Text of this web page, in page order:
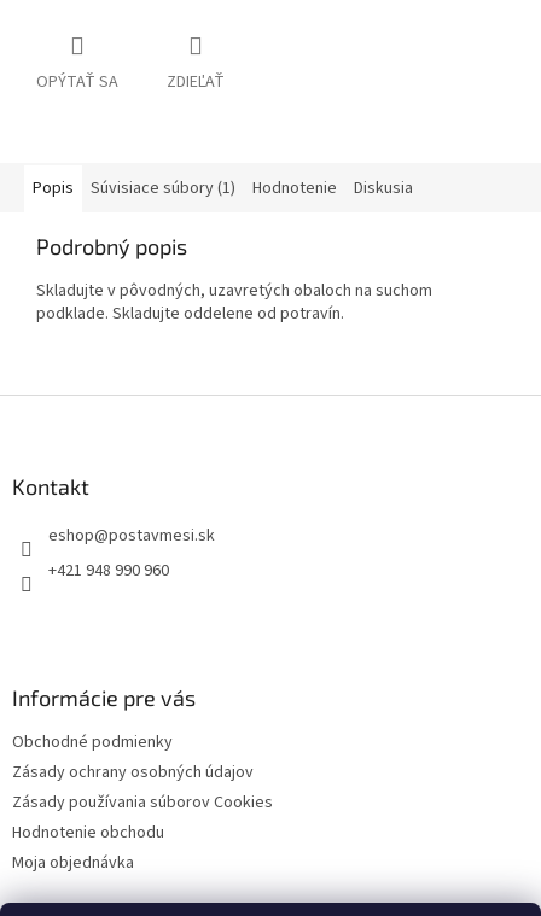
OPÝTAŤ SA ZDIEĽAŤ
Popis Súvisiace súbory (1) Hodnotenie Diskusia
Podrobný popis
Skladujte v pôvodných, uzavretých obaloch na suchom
podklade. Skladujte oddelene od potravín.
Kontakt
eshop@postavmesi.sk
+421 948 990 960
Informácie pre vás
Obchodné podmienky
Zásady ochrany osobných údajov
Zásady používania súborov Cookies
Hodnotenie obchodu
Moja objednávka